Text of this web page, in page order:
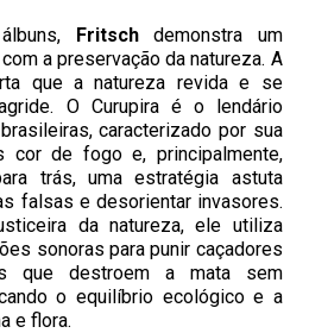
Fritschdemonstra um
a preservação da natureza. A
que a natureza revida e se
O Curupira é o lendário
caracterizado por sua
cor de fogo e, principalmente,
trás, uma estratégia astuta
falsas e desorientar invasores.
da natureza, ele utiliza
sonoras para punir caçadores
que destroem a mata sem
o equilíbrio ecológico e a
e flora.